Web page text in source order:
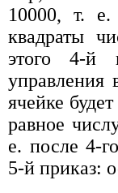
10000, т.
квадраты
этого 4-й
управления
ячейке
равное
е. после 4-
5-й приказ: